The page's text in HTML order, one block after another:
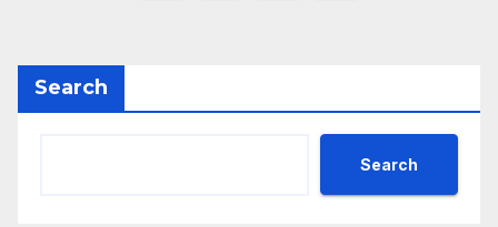
Search
Search